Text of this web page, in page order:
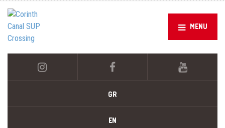
MENU
GR
EN